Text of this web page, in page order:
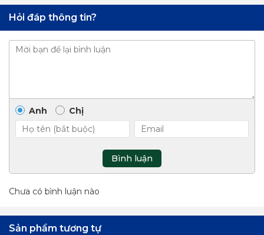
Hỏi đáp thông tin?
Anh Chị
Bình luận
Chưa có bình luận nào
Sản phẩm tương tự